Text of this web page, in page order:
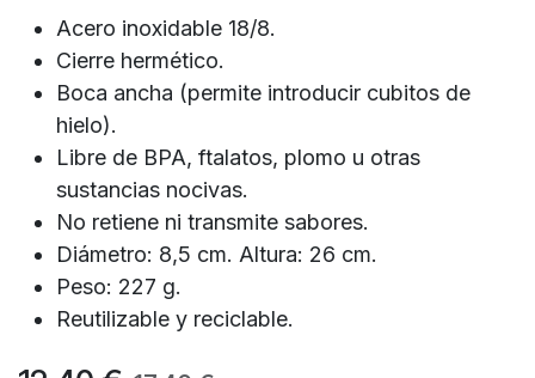
Acero inoxidable 18/8.
Cierre hermético.
Boca ancha (permite introducir cubitos de
hielo).
Libre de BPA, ftalatos, plomo u otras
sustancias nocivas.
No retiene ni transmite sabores.
Diámetro: 8,5 cm. Altura: 26 cm.
Peso: 227 g.
Reutilizable y reciclable.